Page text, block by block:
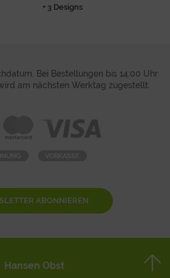
+ 3 Designs
Bei Bestellungen bis 14:00 Uhr
am nächsten Werktag zugestellt.
ABONNIEREN
Hansen Obst